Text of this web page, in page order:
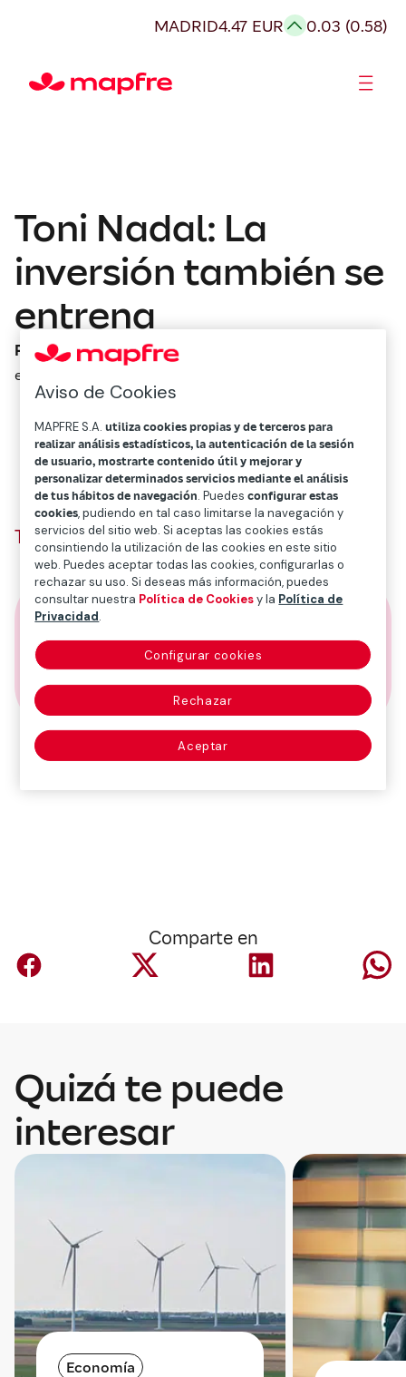
MADRID4.47 EUR 0.03 (0.58)
Toni Nadal: La
inversión también se
entrena
Podcast Economía
enero 25, 2024
Toni Nadal: La inversión también se entrena
00:00:00/
00:00:00
1x
Comparte en
Quizá te puede
interesar
Economía
Aviso de Cookies
MAPFRE S.A.utiliza cookies propias y de terceros para
realizar análisis estadísticos, la autenticación de la sesión
de usuario, mostrarte contenido útil y mejorar y
personalizar determinados servicios mediante el análisis
de tus hábitos de navegación. Puedesconfigurar estas
cookies, pudiendo en tal caso limitarse la navegación y
servicios del sitio web. Si aceptas las cookies estás
consintiendo la utilización de las cookies en este sitio
web. Puedes aceptar todas las cookies, configurarlas o
rechazar su uso. Si deseas más información, puedes
consultar nuestra Política de Cookiesy la Política de
Privacidad.
Configurar cookies
Rechazar
Aceptar